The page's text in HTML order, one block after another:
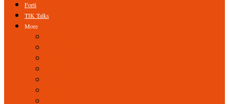
Forti
TIK Talks
More